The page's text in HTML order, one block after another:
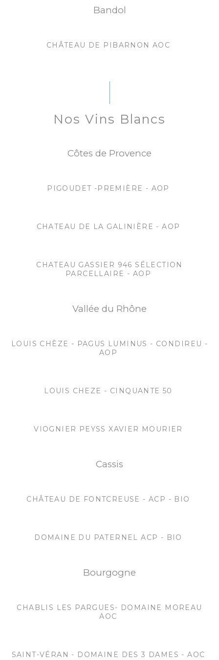
Bandol
CHÂTEAU DE PIBARNON AOC
Nos Vins Blancs
Côtes de Provence
PIGOUDET -PREMIÈRE - AOP
CHATEAU DE LA GALINIÈRE - AOP
CHATEAU GASSIER 946 SÉLECTION
PARCELLAIRE - AOP
Vallée du Rhône
LOUIS CHÈZE - PAGUS LUMINUS - CONDIREU -
AOP
LOUIS CHEZE - CINQUANTE 50
VIOGNIER PEYSS XAVIER MOURIER
Cassis
CHÂTEAU DE FONTCREUSE - ACP - BIO
DOMAINE DU PATERNEL ACP - BIO
Bourgogne
CHABLIS LES PARGUES- DOMAINE MOREAU
AOC
SAINT-VÉRAN - DOMAINE DES 3 DAMES - AOC